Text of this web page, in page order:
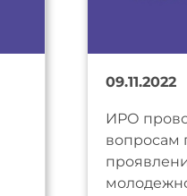
09.11.2022
ИРО
вопросам